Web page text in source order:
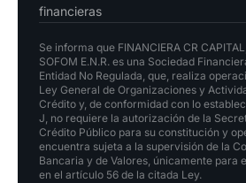
financieras
Se informa que FINANCIERA CR
SOFOM E.N.R. es una Sociedad
Entidad No Regulada, que, realiza
Ley General de Organizaciones y
Crédito y, de conformidad con lo
J, no requiere la autorización de la
Crédito Público para su constitución y
encuentra sujeta a la supervisión de la
Bancaria y de Valores, únicamente para
en el artículo 56 de la citada Ley.